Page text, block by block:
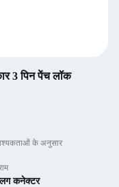
3 पिन पेंच लॉक
के अनुसार
कनेक्टर